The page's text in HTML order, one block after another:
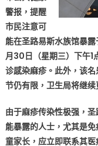
警报，提醒
市民注意可
能在圣路易斯水族馆暴
月30日（星期三）下午1
诊感染麻疹。此外，该
节仍有限，卫生局将继续
由于麻疹传染性极强，
能暴露的人士，尤其是
童家长，应立即联系其